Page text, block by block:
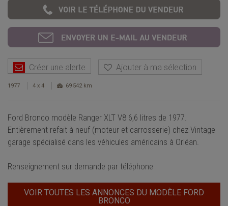
Créer une alerte Ajouter à ma sélection
1977 4 x 4 69 542 km
Ford Bronco modèle Ranger XLT V8 6,6 litres de 1977.
Entièrement refait à neuf (moteur et carrosserie) chez Vintage
garage spécialisé dans les véhicules américains à Orléan.
Renseignement sur demande par téléphone
VOIR TOUTES LES ANNONCES DU MODÈLE FORD
BRONCO